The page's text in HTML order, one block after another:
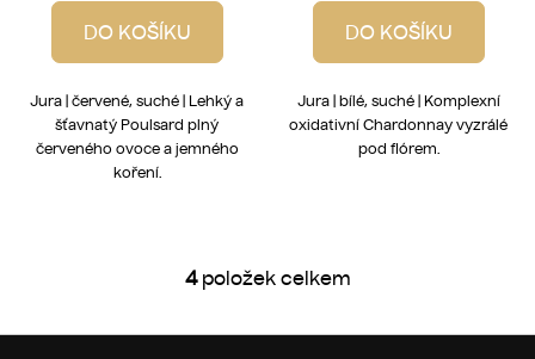
DO KOŠÍKU
Jura | červené, suché | Lehký a
šťavnatý Poulsard plný
červeného ovoce a jemného
koření.
DO KOŠÍKU
Jura | bílé, suché | Komplexní
oxidativní Chardonnay vyzrálé
pod flórem.
O
l
4položek celkem